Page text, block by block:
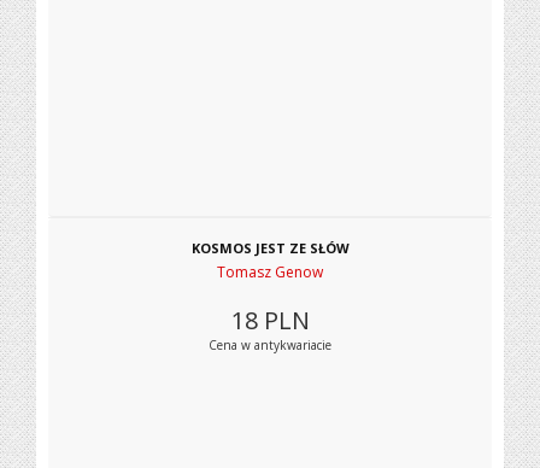
KOSMOS JEST ZE SŁÓW
Tomasz Genow
18 PLN
Cena w antykwariacie